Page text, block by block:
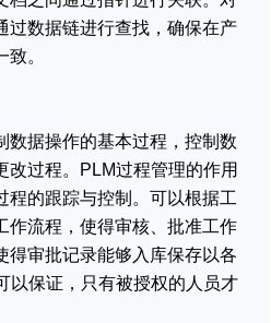
过数据链进行查找，确保在产
。
据操作的基本过程，控制数
改过程。PLM过程管理的作用
程的跟踪与控制。可以根据工
作流程，使得审核、批准工作
得审批记录能够入库保存以各
以保证，只有被授权的人员才